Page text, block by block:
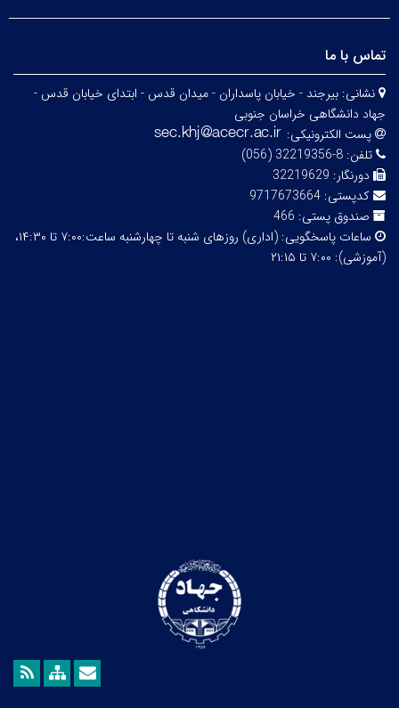
تماس با ما
نشانی: بیرجند - خیابان پاسداران - میدان قدس - ابتدای خیابان قدس -
جهاد دانشگاهی خراسان جنوبی
پست الکترونیکی:
تلفن: 8-32219356 (056)
دورنگار: 32219629
کدپستی: 9717673664
صندوق پستی: 466
ساعات پاسخگویی:
(اداری) روزهای شنبه تا چهارشنبه ساعت:۷:۰۰ تا ۱۴:۳۰،
(آموزشی): ۷:۰۰ تا ۲۱:۱۵